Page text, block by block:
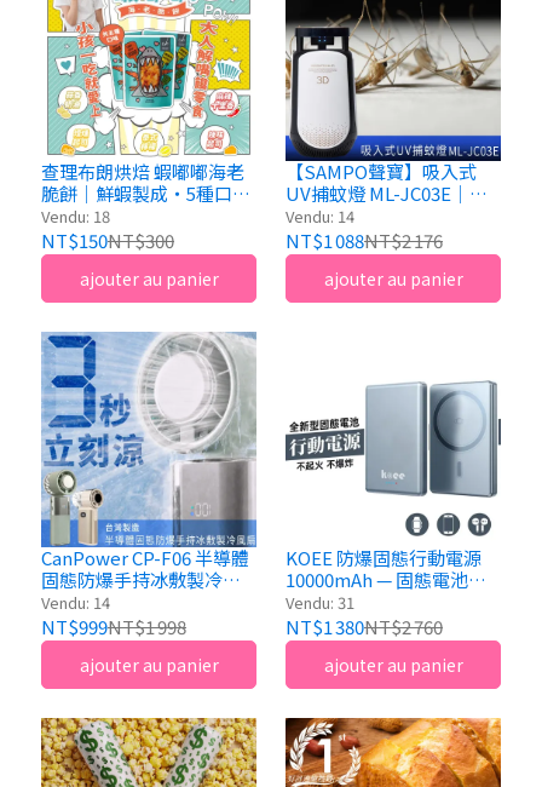
查理布朗烘焙 蝦嘟嘟海老
脆餅｜鮮蝦製成・5種口
味・無添加味精
Vendu: 18
NT$150NT$300
ajouter au panier
【SAMPO聲寶】吸入式
UV捕蚊燈 ML-JC03E｜
UV-LED 365nm誘蚊・3D
立體360度捕蚊機
Vendu: 14
NT$1 088NT$2 176
ajouter au panier
CanPower CP-F06 半導體
固態防爆手持冰敷製冷風
扇｜3秒急速降溫4000mAh
Vendu: 14
NT$999NT$1 998
ajouter au panier
KOEE 防爆固態行動電源
10000mAh — 固態電池、
三合一磁吸充電、MIT 台
灣製造
Vendu: 31
NT$1 380NT$2 760
ajouter au panier